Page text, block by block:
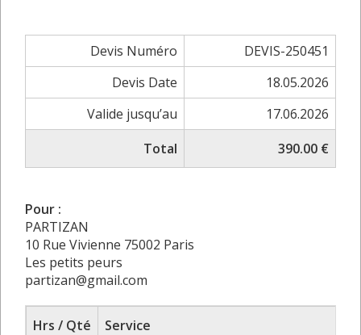
Devis Numéro
DEVIS-250451
Devis Date
18.05.2026
Valide jusqu’au
17.06.2026
Total
390.00 €
Pour :
PARTIZAN
10 Rue Vivienne 75002 Paris
Les petits peurs
partizan@gmail.com
Hrs / Qté Service